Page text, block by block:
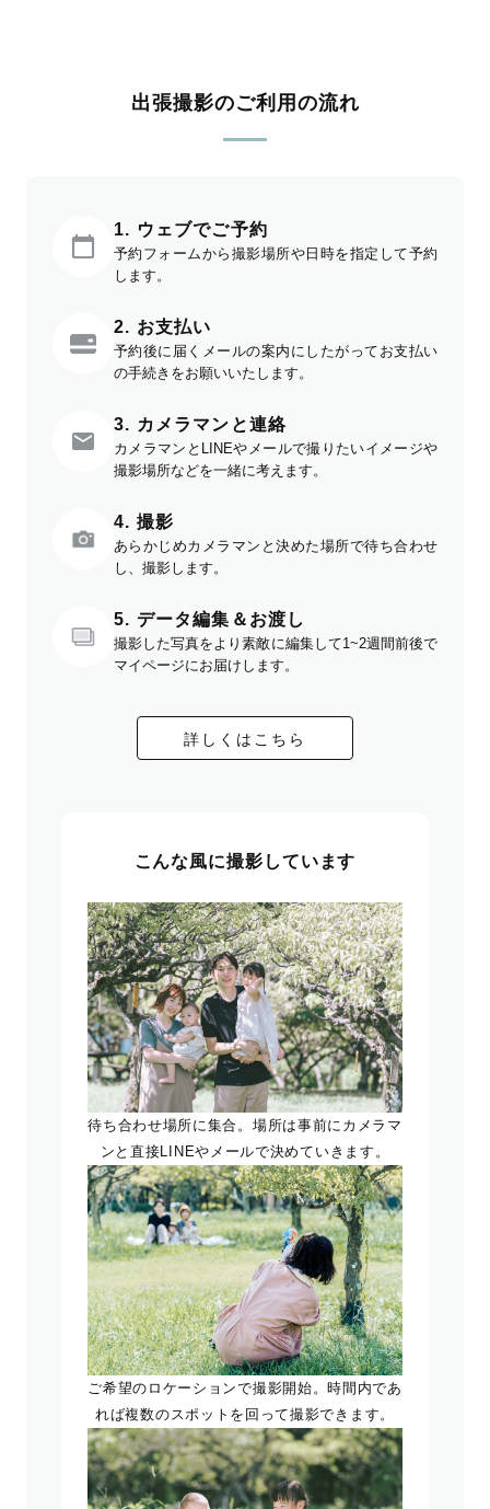
出張撮影のご利用の流れ
1. ウェブでご予約
予約フォームから撮影場所や日時を指定して予約
します。
2. お支払い
予約後に届くメールの案内にしたがってお支払い
の手続きをお願いいたします。
3. カメラマンと連絡
カメラマンとLINEやメールで撮りたいイメージや
撮影場所などを一緒に考えます。
4. 撮影
あらかじめカメラマンと決めた場所で待ち合わせ
し、撮影します。
5. データ編集＆お渡し
撮影した写真をより素敵に編集して1~2週間前後で
マイページにお届けします。
詳しくはこちら
こんな風に撮影しています
待ち合わせ場所に集合。場所は事前にカメラマ
ンと直接LINEやメールで決めていきます。
ご希望のロケーションで撮影開始。時間内であ
れば複数のスポットを回って撮影できます。